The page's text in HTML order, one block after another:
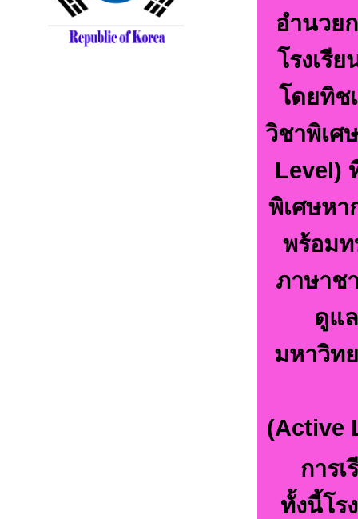
อำนวย
โรงเรี
โดยทิช
วิชาพิเศ
Level)
พิเศษหา
พร้อมท
ภาษาช
ดูแ
มหาวิท
(Active
การ
ทั้งนี้โร